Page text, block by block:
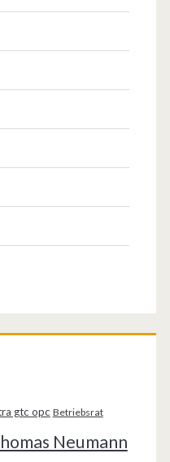
gtc opc Betriebsrat
Neumann